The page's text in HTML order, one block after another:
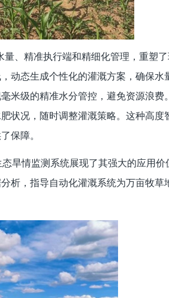
、精准执行端和精细化管理，重塑了
动态生成个性化的灌溉方案，确保水
米级的精准水分管控，避免资源浪费
状况，随时调整灌溉策略。这种高度
保障。
旱情监测系统展现了其强大的应用价
析，指导自动化灌溉系统为万亩牧草